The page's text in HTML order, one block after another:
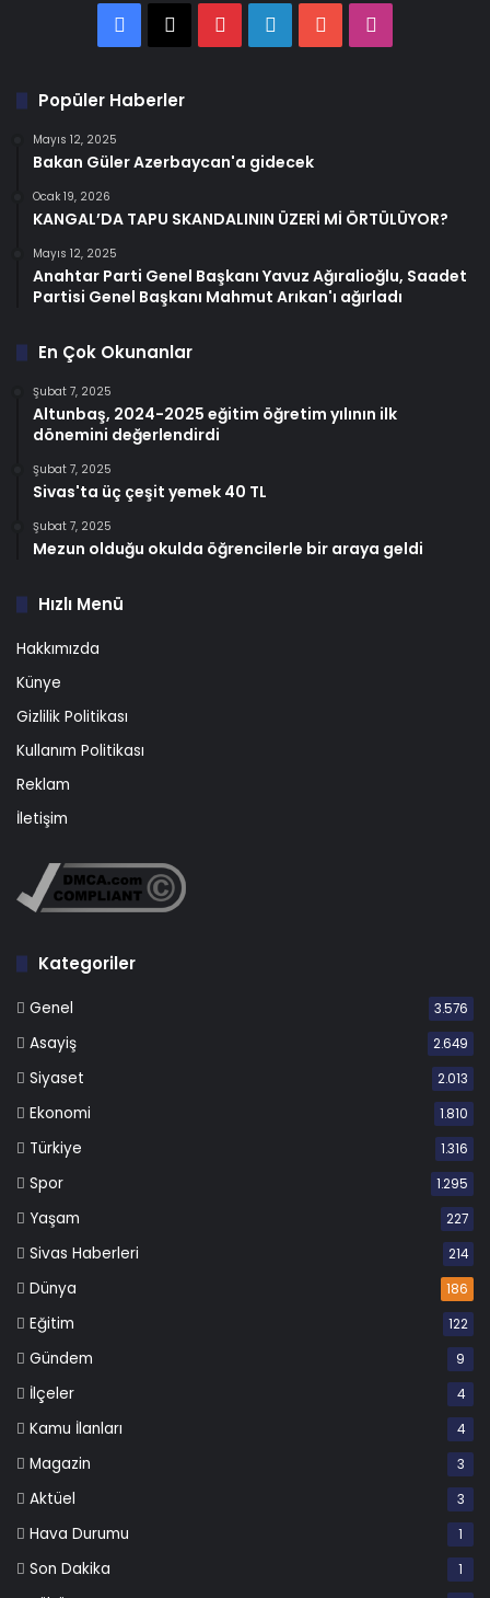
Facebook
X PinterestLinkedInYouTube
Popüler Haberler
Mayıs 12, 2025
Bakan Güler Azerbaycan'a gidecek
Ocak 19, 2026
KANGAL’DA TAPU SKANDALININ ÜZERİ Mİ ÖRTÜLÜYOR?
Mayıs 12, 2025
Anahtar Parti Genel Başkanı Yavuz Ağıralioğlu, Saadet
Partisi Genel Başkanı Mahmut Arıkan'ı ağırladı
En Çok Okunanlar
Şubat 7, 2025
Altunbaş, 2024-2025 eğitim öğretim yılının ilk
dönemini değerlendirdi
Şubat 7, 2025
Sivas'ta üç çeşit yemek 40 TL
Şubat 7, 2025
Mezun olduğu okulda öğrencilerle bir araya geldi
Hızlı Menü
Hakkımızda
Künye
Gizlilik Politikası
Kullanım Politikası
Reklam
İletişim
Kategoriler
Genel 3.576
Asayiş 2.649
Siyaset 2.013
Ekonomi 1.810
Türkiye 1.316
Spor 1.295
Yaşam 227
Sivas Haberleri 214
Dünya 186
Eğitim 122
Gündem 9
İlçeler 4
Kamu İlanları 4
Magazin 3
Aktüel 3
Hava Durumu 1
Son Dakika 1